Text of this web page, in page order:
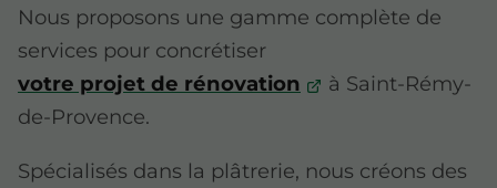
Nous proposons une gamme complète de
services pour concrétiser
votre projet de rénovation
à Saint-Rémy-
de-Provence.
Spécialisés dans la plâtrerie, nous créons des